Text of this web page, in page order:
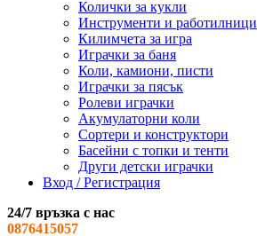
Колички за кукли
Инструменти и работилници
Килимчета за игра
Играчки за баня
Коли, камиони, писти
Играчки за пясък
Ролеви играчки
Акумулаторни коли
Сортери и конструктори
Басейни с топки и тенти
Други детски играчки
Вход / Регистрация
24/7 връзка с нас
0876415057